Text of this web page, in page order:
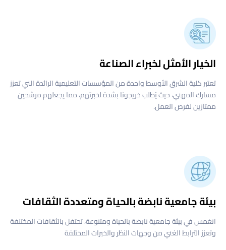
الخيار الأمثل لخبراء الصناعة
تعتبر كلية الشرق الأوسط واحدة من المؤسسات التعليمية الرائدة التي تعزز
مسارك المهني، حيث يُطلب خريجونا بشدة لخبرتهم، مما يجعلهم مرشحين
ممتازين لفرص العمل.
بيئة جامعية نابضة بالحياة ومتعددة الثقافات
انغمس في بيئة جامعية نابضة بالحياة ومتنوعة، تحتفل بالثقافات المختلفة
وتعزز الترابط الغني من وجهات النظر والخبرات المختلفة